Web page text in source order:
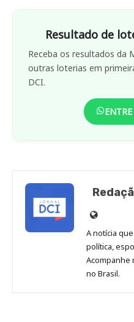
Resultado de
Receba os resultados da
outras loterias em
DCI.
Site
de
Redação
Jornal
DCI
A notícia
política,
Acompanhe
no Brasil.